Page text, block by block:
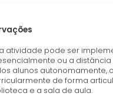
atividade pode ser
ou a
alunos autonomamente,
de forma
e a sala de aula.